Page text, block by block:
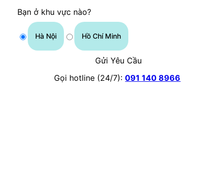
Bạn ở khu vực nào?
Hà Nội Hồ Chí Minh
Gửi Yêu Cầu
Gọi hotline (24/7): 091 140 8966